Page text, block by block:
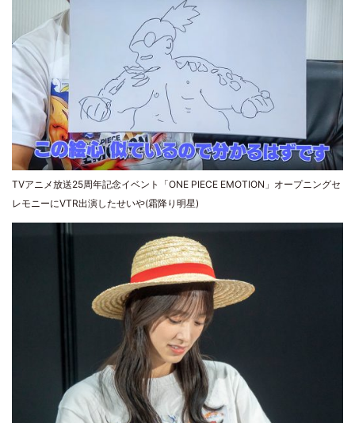
TVアニメ放送25周年記念イベント「ONE PIECE EMOTION」オープニングセ
レモニーにVTR出演したせいや(霜降り明星)